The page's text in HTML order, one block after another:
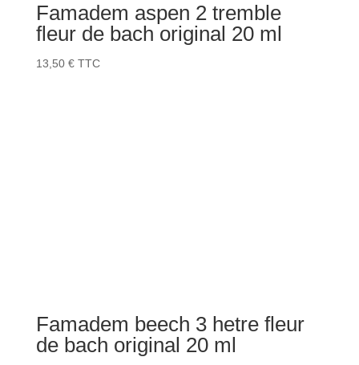
Famadem aspen 2 tremble
fleur de bach original 20 ml
13,50 € TTC
Famadem beech 3 hetre fleur
de bach original 20 ml